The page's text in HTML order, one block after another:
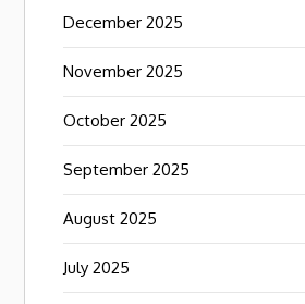
December 2025
November 2025
October 2025
September 2025
August 2025
July 2025